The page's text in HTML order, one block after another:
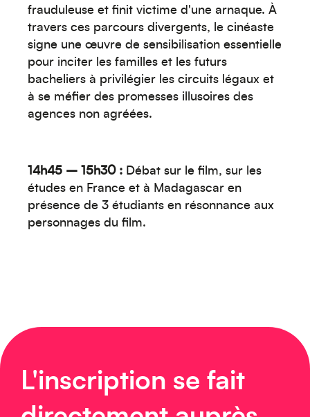
frauduleuse et finit victime d'une arnaque. À
travers ces parcours divergents, le cinéaste
signe une œuvre de sensibilisation essentielle
pour inciter les familles et les futurs
bacheliers à privilégier les circuits légaux et
à se méfier des promesses illusoires des
agences non agréées.
14h45 – 15h30 : Débat sur le film, sur les
études en France et à Madagascar en
présence de 3 étudiants en résonnance aux
personnages du film.
L'inscription se fait
Caraïbes
Europe
Moyen-Orient